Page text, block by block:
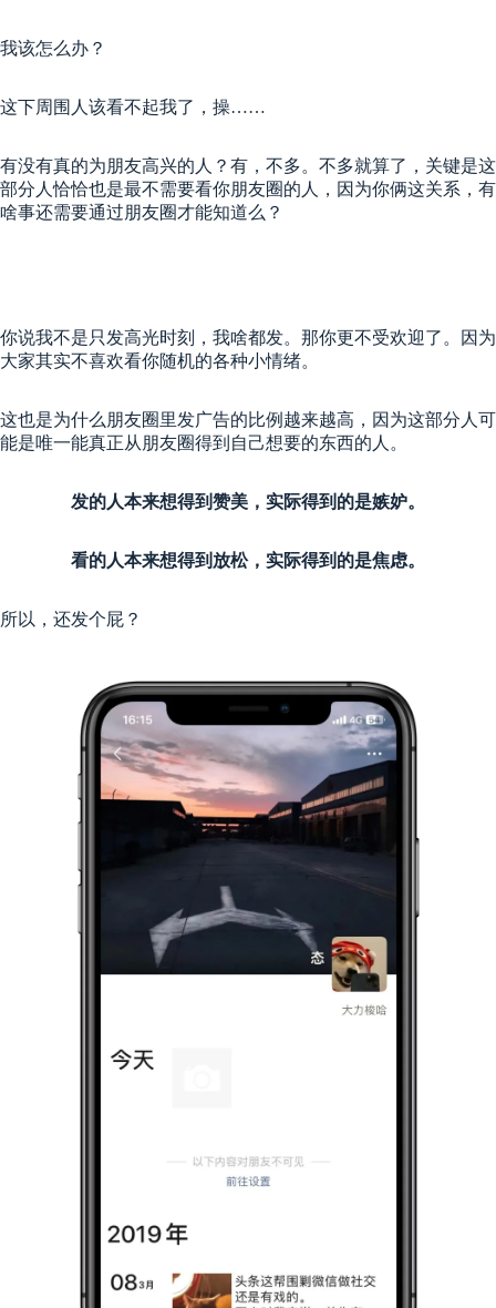
我该怎么办？
这下周围人该看不起我了，操……
有没有真的为朋友高兴的人？有，不多。不多就算了，关键是这
部分人恰恰也是最不需要看你朋友圈的人，因为你俩这关系，有
啥事还需要通过朋友圈才能知道么？
你说我不是只发高光时刻，我啥都发。那你更不受欢迎了。因为
大家其实不喜欢看你随机的各种小情绪。
这也是为什么朋友圈里发广告的比例越来越高，因为这部分人可
能是唯一能真正从朋友圈得到自己想要的东西的人。
发的人本来想得到赞美，实际得到的是嫉妒。
看的人本来想得到放松，实际得到的是焦虑。
所以，还发个屁？